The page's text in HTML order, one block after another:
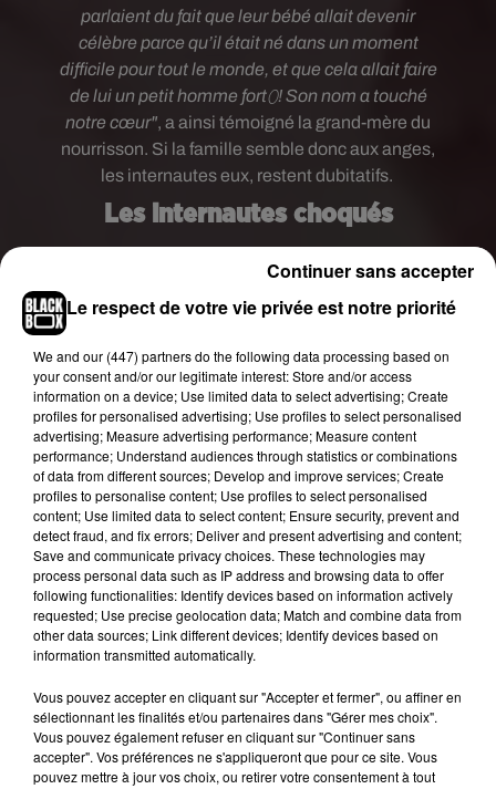
parlaient du fait que leur bébé allait devenir
célèbre parce qu’il était né dans un moment
difficile pour tout le monde, et que cela allait faire
de lui un petit homme fort⬯! Son nom a touché
notre cœur", a ainsi témoigné la grand-mère du
nourrisson. Si la famille semble donc aux anges,
les internautes eux, restent dubitatifs.
Les internautes choqués
suis particulièrement triste que cela se soit
pense que c'est un manque total de respect pour
les milliers de personnes qui sont mortes de ce
virus",a confié un membre de l'hopital."Ce nom
est un souhait des parents et nous, en tant
qu'institution, ne pouvons pas nous y opposer", a
déclaré Leandro Bonzini, directeur médical
adjoint de l'hôpital régional de Ceres, àInfobae.
En#Ceres, nació el primer niño llamado “Covid”.
Ciro Covid Sequeira, de esta manera se convierte
en el primer bebe nacido durante la#Pandemia,
al que se lo llamó de nombre#Covid�xܷ�x!
pic.twitter.com/yvPmGbwVlD
— Gustavo M. Alfaro (@GMALFARO)April 24,
2020
Pour rappel, aux Philippines, un couple a déjà
Le respect de votre vie privée est notre priorité
We and our (447) partnersdo the following data processing based on
your consent and/or our legitimate interest: Store and/or access
information on a device; Use limited data to select advertising; Create
profiles for personalised advertising; Use profiles to select personalised
advertising; Measure advertising performance; Measure content
performance; Understand audiences through statistics or combinations
of data from different sources; Develop and improve services; Create
profiles to personalise content; Use profiles to select personalised
content; Use limited data to select content; Ensure security, prevent and
detect fraud, and fix errors; Deliver and present advertising and content;
Save and communicate privacy choices. These technologies may
process personal data such as IP address and browsing data to offer
following functionalities: Identify devices based on information actively
requested; Use precise geolocation data; Match and combine data from
other data sources; Link different devices; Identify devices based on
information transmitted automatically.
Vous pouvez accepter en cliquant sur "Accepter et fermer", ou affiner en
sélectionnant les finalités et/ou partenaires dans "Gérer mes choix".
Vous pouvez également refuser en cliquant sur "Continuer sans
accepter". Vos préférences ne s'appliqueront que pour ce site. Vous
pouvez mettre à jour vos choix, ou retirer votre consentement à tout
Continuer sans accepter